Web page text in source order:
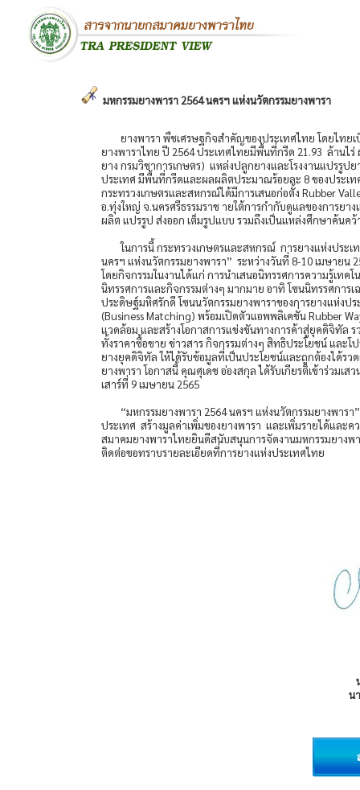
มหกรรมยางพารา 2564 นครฯ แห่งนวัตกรรมยางพารา
ยางพารา พืชเศรษฐกิจสำคัญของประเทศไทย โดยไท
ยางพาราไทย ปี 2564 ประเทศไทยมีพื้นที่กรีด 21.93 ล้านไ
ยาง กรมวิชาการเกษตร) แหล่งปลูกยางและโรงงานแปรรู
ประเทศ มีพื้นที่กรีดและผลผลิตประมาณร้อยละ 8 ของประเ
กระทรวงเกษตรและสหกรณ์ได้มีการเสนอก่อตั้ง Rubber
อ.ทุ่งใหญ่ จ.นครศรีธรรมราช ายใต้การกำกับดูแลของการยา
ผลิต แปรรูป ส่งออก เต็มรูปแบบ รวมถึงเป็นแหล่งศึกษาค้นค
ในการนี้ กระทรวงเกษตรและสหกรณ์ การยางแห่งประ
นครฯ แห่งนวัตกรรมยางพารา” ระหว่างวันที่ 8-10 เมษายน
โดยกิจกรรมในงานได้แก่ การนำเสนอนิทรรศการความรู้เท
นิทรรศการและกิจกรรมต่างๆ มากมาย อาทิ โซนนิทรรศการ
ประดิษฐ์มหิศรักดี โซนนวัตกรรมยางพาราของการยางแห่ง
(Business Matching) พร้อมเปิดตัวแอพพลิเคชั่น Rubber
แวดล้อม และสร้างโอกาสการแข่งขันทางการค้าสู่ยุคดิจิทัล
ทั้งราคาซื้อขาย ข่าวสาร กิจกรรมต่างๆ สิทธิประโยชน์ และ
ยางยุคดิจิทัล ให้ได้รับข้อมูลที่เป็นประโยชน์และถูกต้องได้ร
ยางพารา โอกาสนี้ คุณศุเดช อ่องสกุล ได้รับเกียรติเข้าร่วมเ
เสาร์ที่ 9 เมษายน 2565
“มหกรรมยางพารา 2564 นครฯ แห่งนวัตกรรมยางพาร
ประเทศ สร้างมูลค่าเพิ่มของยางพารา และเพิ่มรายได้และ
สมาคมยางพาราไทยยินดีสนับสนุนการจัดงานมหกรรมยาง
ติดต่อขอทราบรายละเอียดที่การยางแห่งประเทศไทย
น